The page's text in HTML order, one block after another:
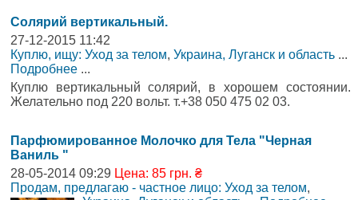
Солярий вертикальный.
27-12-2015 11:42
Куплю, ищу: Уход за телом, Украина, Луганск и область ...
Подробнее ...
Куплю вертикальный солярий, в хорошем состоянии.
Желательно под 220 вольт. т.+38 050 475 02 03.
Парфюмированное Молочко для Тела "Черная
Ваниль "
28-05-2014 09:29 Цена: 85 грн. ₴
Продам, предлагаю - частное лицо: Уход за телом,